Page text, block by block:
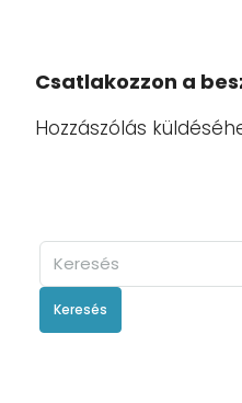
Csatlakozzon a
Hozzászólás
Keresés